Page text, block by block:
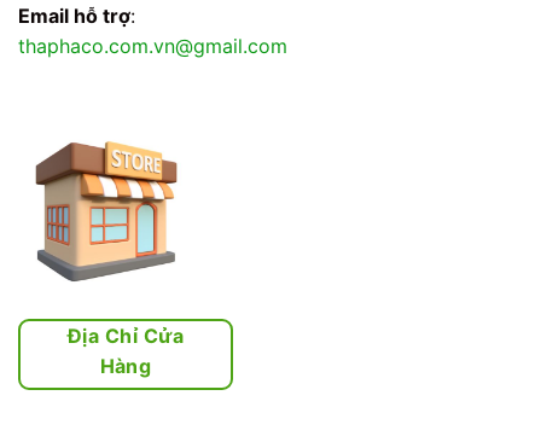
Email hỗ trợ:
thaphaco.com.vn@gmail.com
Địa Chỉ Cửa
Hàng